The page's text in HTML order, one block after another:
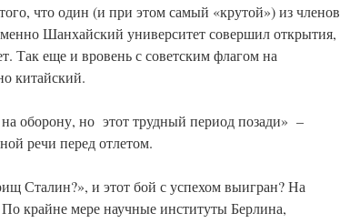
что один (и при этом самый «крутой») из членов
Шанхайский университет совершил открытия,
Так еще и вровень с советским флагом на
китайский.
оборону, но этот трудный период позади» –
речи перед отлетом.
Сталин?», и этот бой с успехом выигран? На
крайне мере научные институты Берлина,